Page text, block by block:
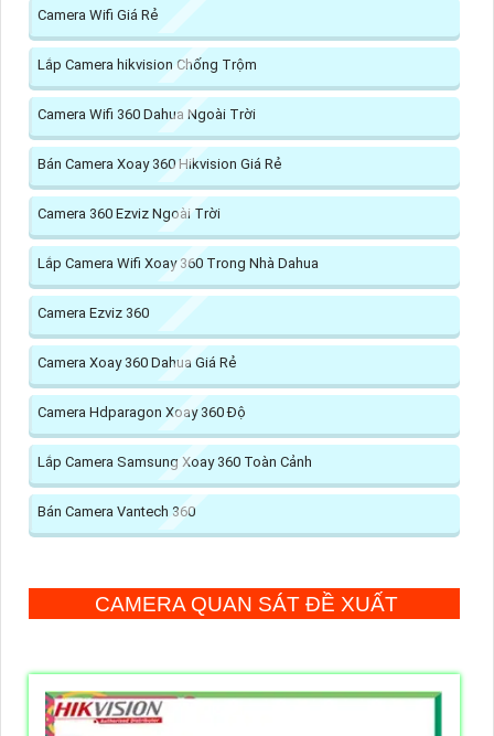
Camera Wifi Giá Rẻ
Lắp Camera hikvision Chống Trộm
Camera Wifi 360 Dahua Ngoài Trời
Bán Camera Xoay 360 Hikvision Giá Rẻ
Camera 360 Ezviz Ngoài Trời
Lắp Camera Wifi Xoay 360 Trong Nhà Dahua
Camera Ezviz 360
Camera Xoay 360 Dahua Giá Rẻ
Camera Hdparagon Xoay 360 Độ
Lắp Camera Samsung Xoay 360 Toàn Cảnh
Bán Camera Vantech 360
CAMERA QUAN SÁT ĐỀ XUẤT